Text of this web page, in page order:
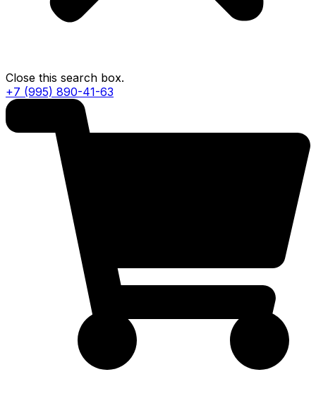
Close this search box.
+7 (995) 890-41-63